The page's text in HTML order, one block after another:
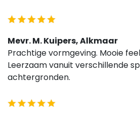
Mevr. M. Kuipers, Alkmaar
Prachtige vormgeving. Mooie
Leerzaam vanuit verschillende
achtergronden.